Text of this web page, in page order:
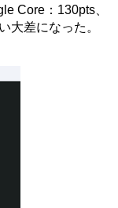
Core：130pts、
大差になった。